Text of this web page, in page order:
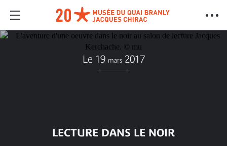
Le 19 mars 2017
LECTURE DANS LE NOIR